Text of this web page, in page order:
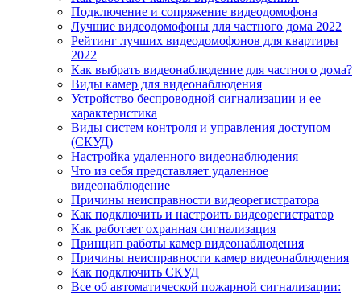
Подключение и сопряжение видеодомофона
Лучшие видеодомофоны для частного дома 2022
Рейтинг лучших видеодомофонов для квартиры
2022
Как выбрать видеонаблюдение для частного дома?
Виды камер для видеонаблюдения
Устройство беспроводной сигнализации и ее
характеристика
Виды систем контроля и управления доступом
(СКУД)
Настройка удаленного видеонаблюдения
Что из себя представляет удаленное
видеонаблюдение
Причины неисправности видеорегистратора
Как подключить и настроить видеорегистратор
Как работает охранная сигнализация
Принцип работы камер видеонаблюдения
Причины неисправности камер видеонаблюдения
Как подключить СКУД
Все об автоматической пожарной сигнализации: